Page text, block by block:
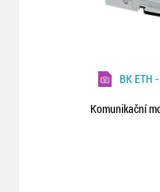
BK ETH
Komunikační